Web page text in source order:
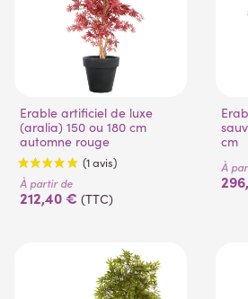
Erable artificiel de luxe
(aralia) 150 ou 180 cm
automne rouge
(1 avis)
À partir de
212,40 € (TTC)
Erable artificiel tronc
cm
À